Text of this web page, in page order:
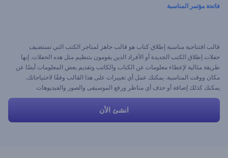
فاتحة مؤتمر المناسبة
قالب افتتاحية مناسبة إطلاق كتاب هو قالب جاهز لمتاجر الكتب التي تستضيف
حفلات إطلاق الكتب الجديدة أو الأفراد الذين يقومون بتنظيم مثل هذه الحفلات. إنها
طريقة مثالية لإعطاء معلومات عن الكتاب والكاتب وتقديم بعض المعلومات أيضًا عن
مكان ووقت المناسبة. يمكنك عمل أي تغييرات على هذا القالب وفقًا لاحتياجاتك.
يمكنك كذلك إضافة أو حذف أي مناظر ورفع الموسيقى والصور والفيديوهات
والنصوص الخاصة بك.
انشئ الأن